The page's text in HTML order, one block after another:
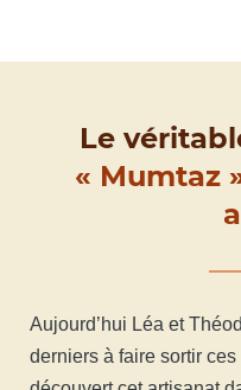
Le
« Mumtaz
Aujourd’hui Léa et
derniers à faire sortir